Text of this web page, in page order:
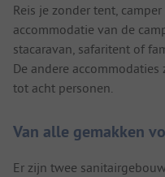
Reis je zonder tent,
accommodatie van de
stacaravan, safaritent of
De andere
tot acht personen.
Van alle gemakken
Er zijn twee